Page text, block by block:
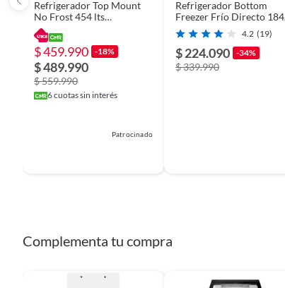
Refrigerador Top Mount
No Frost 454 lts
MDRT611EVE50
$ 459.990 -18%
$ 489.990
$ 559.990
6cuotas sin interés
Patrocinado
Refrigerador Bottom
Freezer Frío Directo 184
Litros Inox RD-2225SI
4.2 (19)
$ 224.090 -34%
$ 339.990
Complementa tu compra